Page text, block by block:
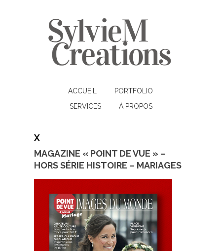
ACCUEIL
PORTFOLIO
SERVICES
À PROPOS
X
MAGAZINE « POINT DE VUE » –
HORS SÉRIE HISTOIRE – MARIAGES